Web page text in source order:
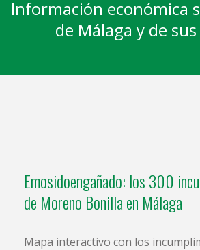
Información económica
de Málaga y de
Emosidoengañado: los 300
de Moreno Bonilla en Málaga
Mapa interactivo con los